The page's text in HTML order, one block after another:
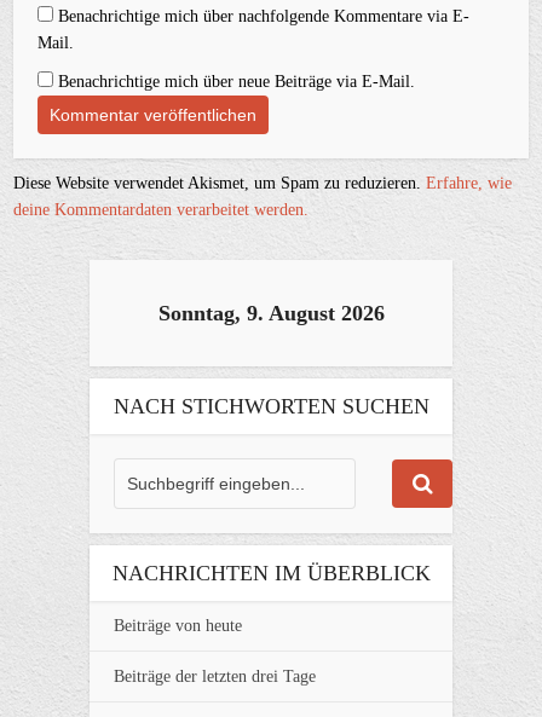
Benachrichtige mich über nachfolgende Kommentare via E-
Mail.
Benachrichtige mich über neue Beiträge via E-Mail.
Diese Website verwendet Akismet, um Spam zu reduzieren.Erfahre, wie
deine Kommentardaten verarbeitet werden.
Sonntag, 9. August 2026
NACH STICHWORTEN SUCHEN
NACHRICHTEN IM ÜBERBLICK
Beiträge von heute
Beiträge der letzten drei Tage